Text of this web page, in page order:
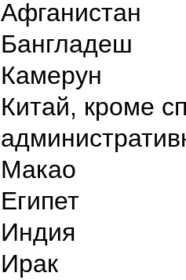
Афганистан
Бангладеш
Камерун
Китай, кроме
Макао
Египет
Индия
Ирак